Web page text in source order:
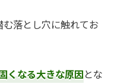
落とし穴に触れてお
くなる大きな原因とな